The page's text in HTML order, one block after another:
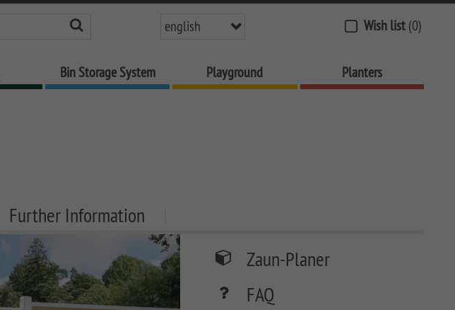
english Wish list (0)
Bin Storage System Playground Planters
Further Information
Zaun-Planer
FAQ